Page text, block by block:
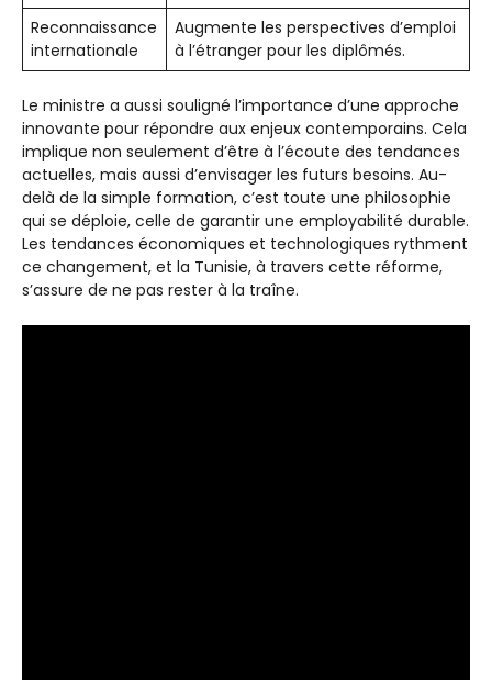
Reconnaissance
internationale
Augmente les perspectives d’emploi
à l’étranger pour les diplômés.
Le ministre a aussi souligné l’importance d’une approche
innovante pour répondre aux enjeux contemporains. Cela
implique non seulement d’être à l’écoute des tendances
actuelles, mais aussi d’envisager les futurs besoins. Au-
delà de la simple formation, c’est toute une philosophie
qui se déploie, celle de garantir une employabilité durable.
Les tendances économiques et technologiques rythment
ce changement, et la Tunisie, à travers cette réforme,
s’assure de ne pas rester à la traîne.